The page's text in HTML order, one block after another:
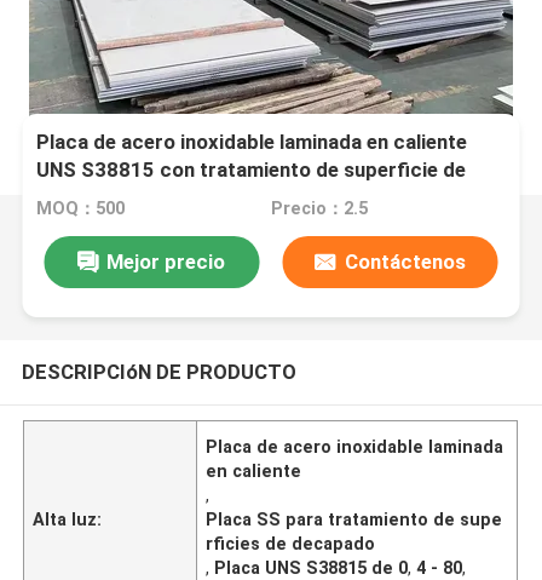
Placa de acero inoxidable laminada en caliente
UNS S38815 con tratamiento de superficie de
decapado y grosor de 0,4 - 80,0 mm
MOQ：500 Precio：2.5
Mejor precio Contáctenos
DESCRIPCIóN DE PRODUCTO
Alta luz:
Placa de acero inoxidable laminada
en caliente
,
Placa SS para tratamiento de supe
rficies de decapado
, Placa UNS S38815 de 0,4 - 80,